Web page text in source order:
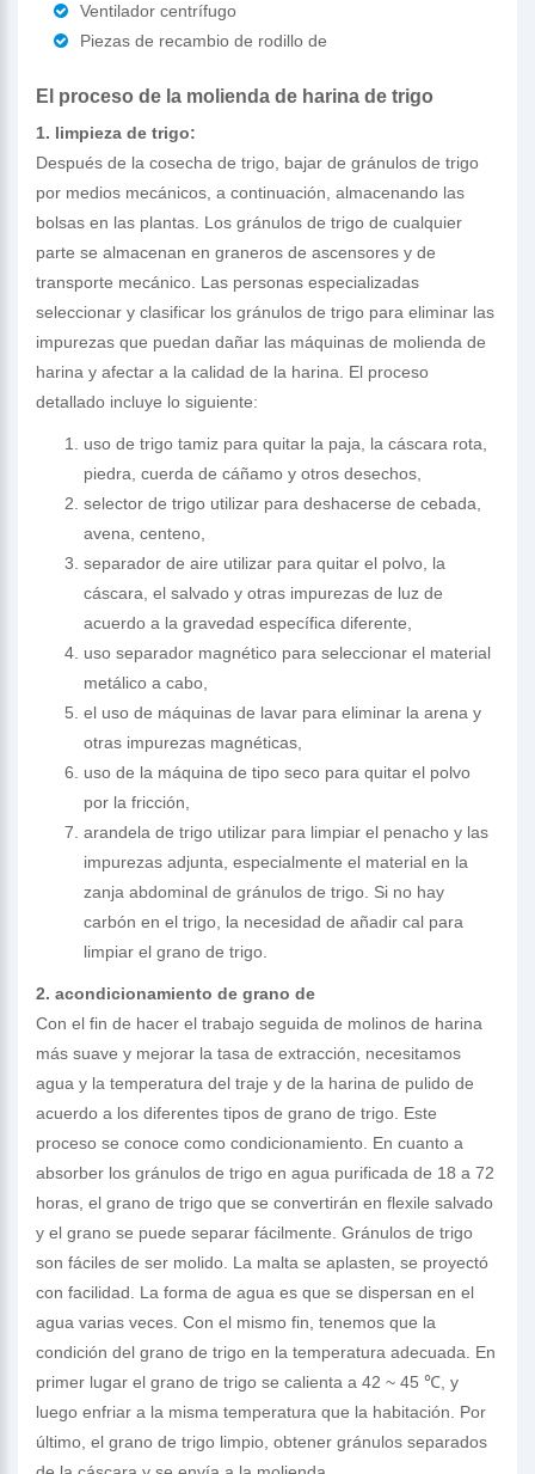
Ventilador centrífugo
Piezas de recambio de rodillo de
El proceso de la molienda de harina de trigo
1. limpieza de trigo:
Después de la cosecha de trigo, bajar de gránulos de trigo
por medios mecánicos, a continuación, almacenando las
bolsas en las plantas. Los gránulos de trigo de cualquier
parte se almacenan en graneros de ascensores y de
transporte mecánico. Las personas especializadas
seleccionar y clasificar los gránulos de trigo para eliminar las
impurezas que puedan dañar las máquinas de molienda de
harina y afectar a la calidad de la harina. El proceso
detallado incluye lo siguiente:
uso de trigo tamiz para quitar la paja, la cáscara rota,
piedra, cuerda de cáñamo y otros desechos,
selector de trigo utilizar para deshacerse de cebada,
avena, centeno,
separador de aire utilizar para quitar el polvo, la
cáscara, el salvado y otras impurezas de luz de
acuerdo a la gravedad específica diferente,
uso separador magnético para seleccionar el material
metálico a cabo,
el uso de máquinas de lavar para eliminar la arena y
otras impurezas magnéticas,
uso de la máquina de tipo seco para quitar el polvo
por la fricción,
arandela de trigo utilizar para limpiar el penacho y las
impurezas adjunta, especialmente el material en la
zanja abdominal de gránulos de trigo. Si no hay
carbón en el trigo, la necesidad de añadir cal para
limpiar el grano de trigo.
2. acondicionamiento de grano de
Con el fin de hacer el trabajo seguida de molinos de harina
más suave y mejorar la tasa de extracción, necesitamos
agua y la temperatura del traje y de la harina de pulido de
acuerdo a los diferentes tipos de grano de trigo. Este
proceso se conoce como condicionamiento. En cuanto a
absorber los gránulos de trigo en agua purificada de 18 a 72
horas, el grano de trigo que se convertirán en flexile salvado
y el grano se puede separar fácilmente. Gránulos de trigo
son fáciles de ser molido. La malta se aplasten, se proyectó
con facilidad. La forma de agua es que se dispersan en el
agua varias veces. Con el mismo fin, tenemos que la
condición del grano de trigo en la temperatura adecuada. En
primer lugar el grano de trigo se calienta a 42 ~ 45 ℃, y
luego enfriar a la misma temperatura que la habitación. Por
último, el grano de trigo limpio, obtener gránulos separados